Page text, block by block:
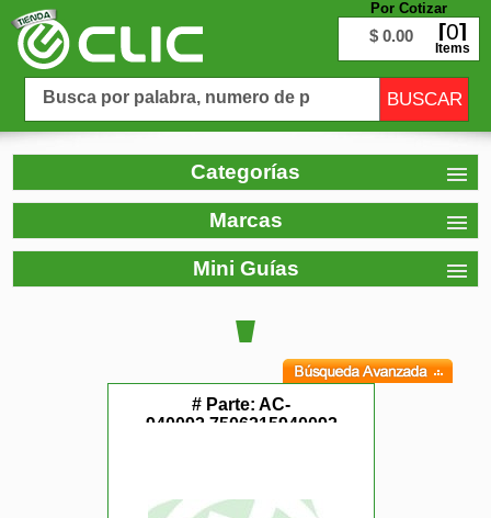
Por Cotizar
$ 0.00 0
Items
Categorías
Marcas
Mini Guías
# Parte: AC-
940092,7506215940092